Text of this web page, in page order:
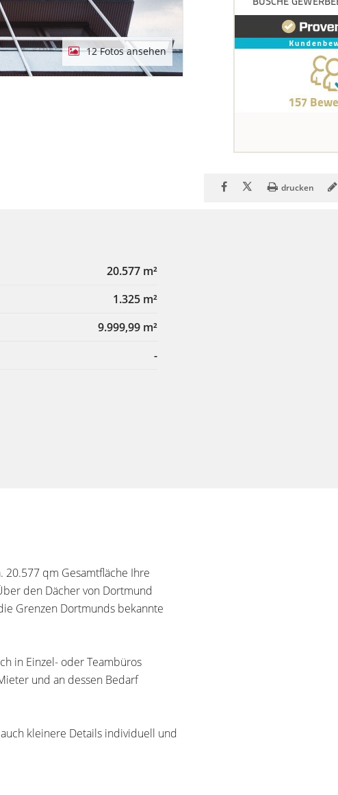
12 Fotos ansehen
drucken
20.577 m²
1.325 m²
9.999,99 m²
-
20.577 qm Gesamtfläche Ihre
den Dächer von Dortmund
Grenzen Dortmunds bekannte
in Einzel- oder Teambüros
und an dessen Bedarf
kleinere Details individuell und